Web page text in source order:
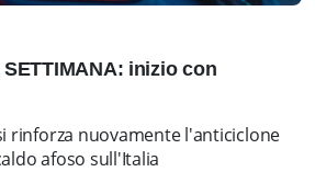
SETTIMANA: inizio con
rinforza nuovamente l'anticiclone
afoso sull'Italia